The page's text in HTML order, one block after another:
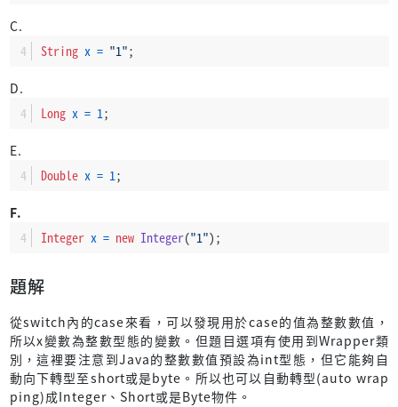
C.
String x = "1";
D.
Long x = 1 ;
E.
Double x = 1 ;
F.
Integer x = new Integer("1");
題解
從switch內的case來看，可以發現用於case的值為整數數值，
所以x變數為整數型態的變數。但題目選項有使用到Wrapper類
別，這裡要注意到Java的整數數值預設為int型態，但它能夠自
動向下轉型至short或是byte。所以也可以自動轉型(auto wrap
ping)成Integer、Short或是Byte物件。